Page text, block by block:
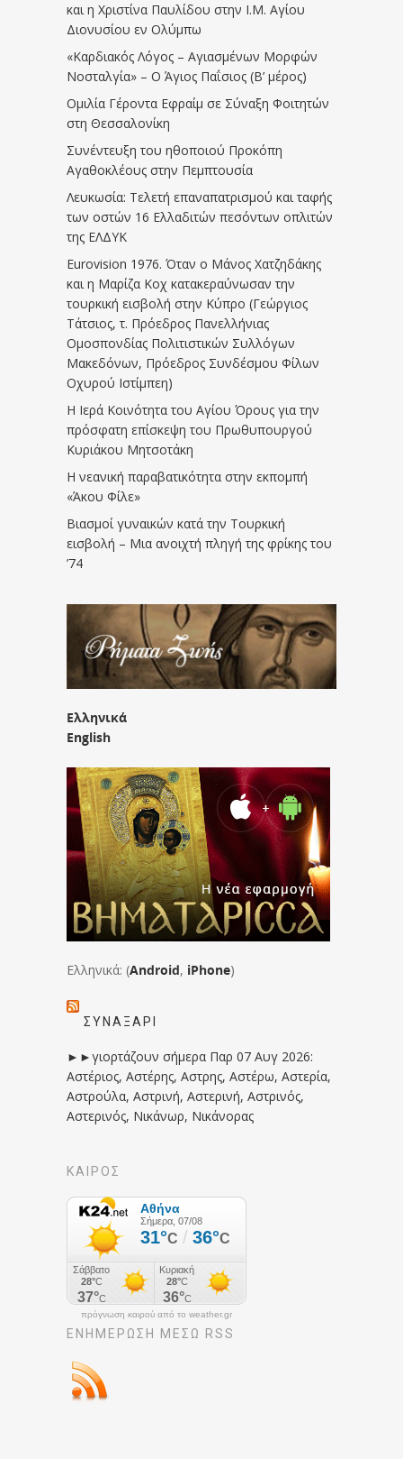
και η Χριστίνα Παυλίδου στην Ι.Μ. Αγίου
Διονυσίου εν Ολύμπω
«Καρδιακός Λόγος – Αγιασμένων Μορφών
Νοσταλγία» – Ο Άγιος Παΐσιος (Β’ μέρος)
Ομιλία Γέροντα Εφραίμ σε Σύναξη Φοιτητών
στη Θεσσαλονίκη
Συνέντευξη του ηθοποιού Προκόπη
Αγαθοκλέους στην Πεμπτουσία
Λευκωσία: Τελετή επαναπατρισμού και ταφής
των οστών 16 Ελλαδιτών πεσόντων οπλιτών
της ΕΛΔΥΚ
Eurovision 1976. Όταν ο Μάνος Χατζηδάκης
και η Μαρίζα Κοχ κατακεραύνωσαν την
τουρκική εισβολή στην Κύπρο (Γεώργιος
Τάτσιος, τ. Πρόεδρος Πανελλήνιας
Ομοσπονδίας Πολιτιστικών Συλλόγων
Μακεδόνων, Πρόεδρος Συνδέσμου Φίλων
Οχυρού Ιστίμπεη)
Η Ιερά Κοινότητα του Αγίου Όρους για την
πρόσφατη επίσκεψη του Πρωθυπουργού
Κυριάκου Μητσοτάκη
Η νεανική παραβατικότητα στην εκπομπή
«Άκου Φίλε»
Βιασμοί γυναικών κατά την Τουρκική
εισβολή – Μια ανοιχτή πληγή της φρίκης του
’74
Ελληνικά
English
Ελληνικά: (Android, iPhone)
ΣΥΝΑΞΆΡΙ
►►γιορτάζουν σήμερα Παρ 07 Αυγ 2026:
Αστέριος, Αστέρης, Αστρης, Αστέρω, Αστερία,
Αστρούλα, Αστρινή, Αστερινή, Αστρινός,
Αστερινός, Νικάνωρ, Νικάνορας
ΚΑΙΡΟΣ
πρόγνωση καιρού από το weather.gr
ΕΝΗΜΈΡΩΣΉ ΜΕΣΩ RSS